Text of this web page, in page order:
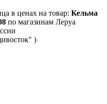
в ценах на товар: Кельма
по магазинам Леруа
)